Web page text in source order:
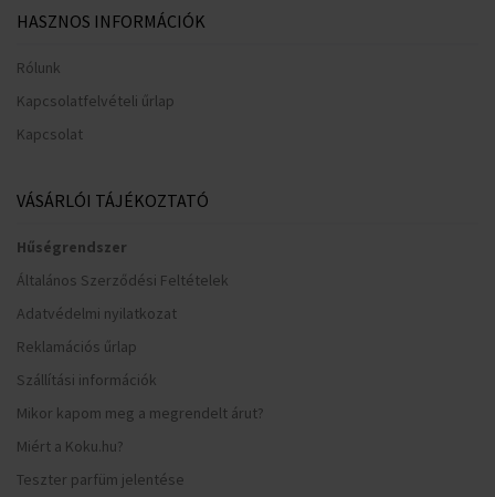
HASZNOS INFORMÁCIÓK
Rólunk
Kapcsolatfelvételi űrlap
Kapcsolat
VÁSÁRLÓI TÁJÉKOZTATÓ
Hűségrendszer
Általános Szerződési Feltételek
Adatvédelmi nyilatkozat
Reklamációs űrlap
Szállítási információk
Mikor kapom meg a megrendelt árut?
Miért a Koku.hu?
Teszter parfüm jelentése